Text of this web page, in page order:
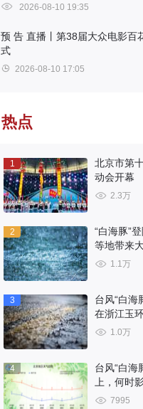
2026-08-10 19:35
预 告 直播丨第38届大众电影百
式
2026-08-10 17:05
热点
1
北京市第
动会开幕
2.3万
2
“白海豚”
等地带来
1.1万
3
台风“白海
在浙江玉
1.0万
4
台风“白海
上，何时
7995